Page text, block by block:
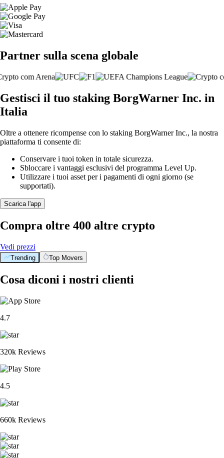
Partner sulla scena globale
Gestisci il tuo staking BorgWarner Inc. in
Italia
Oltre a ottenere ricompense con lo staking BorgWarner Inc., la nostra
piattaforma ti consente di:
Conservare i tuoi token in totale sicurezza.
Sbloccare i vantaggi esclusivi del programma Level Up.
Utilizzare i tuoi asset per i pagamenti di ogni giorno (se
supportati).
Scarica l'app
Compra oltre 400 altre crypto
Vedi prezzi
Trending Top Movers
Cosa diconi i nostri clienti
4.7
320k Reviews
4.5
660k Reviews